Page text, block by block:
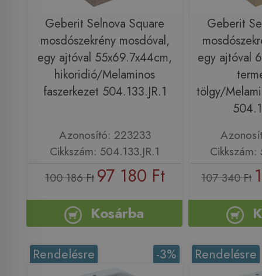
Geberit Selnova Square
mosdószekrény mosdóval,
egy ajtóval 55x69.7x44cm,
hikoridió/Melaminos
faszerkezet 504.133.JR.1
Azonosító: 223233
Cikkszám: 504.133.JR.1
100 186 Ft 97 180 Ft
Kosárba
Geberit
egy ajtóval
tölgy/
Cikkszám:
107 340 Ft
-3%
Rendelésre Rendelésre